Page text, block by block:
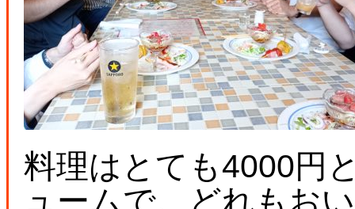
料理はとても4000円
ュームで、どれもお